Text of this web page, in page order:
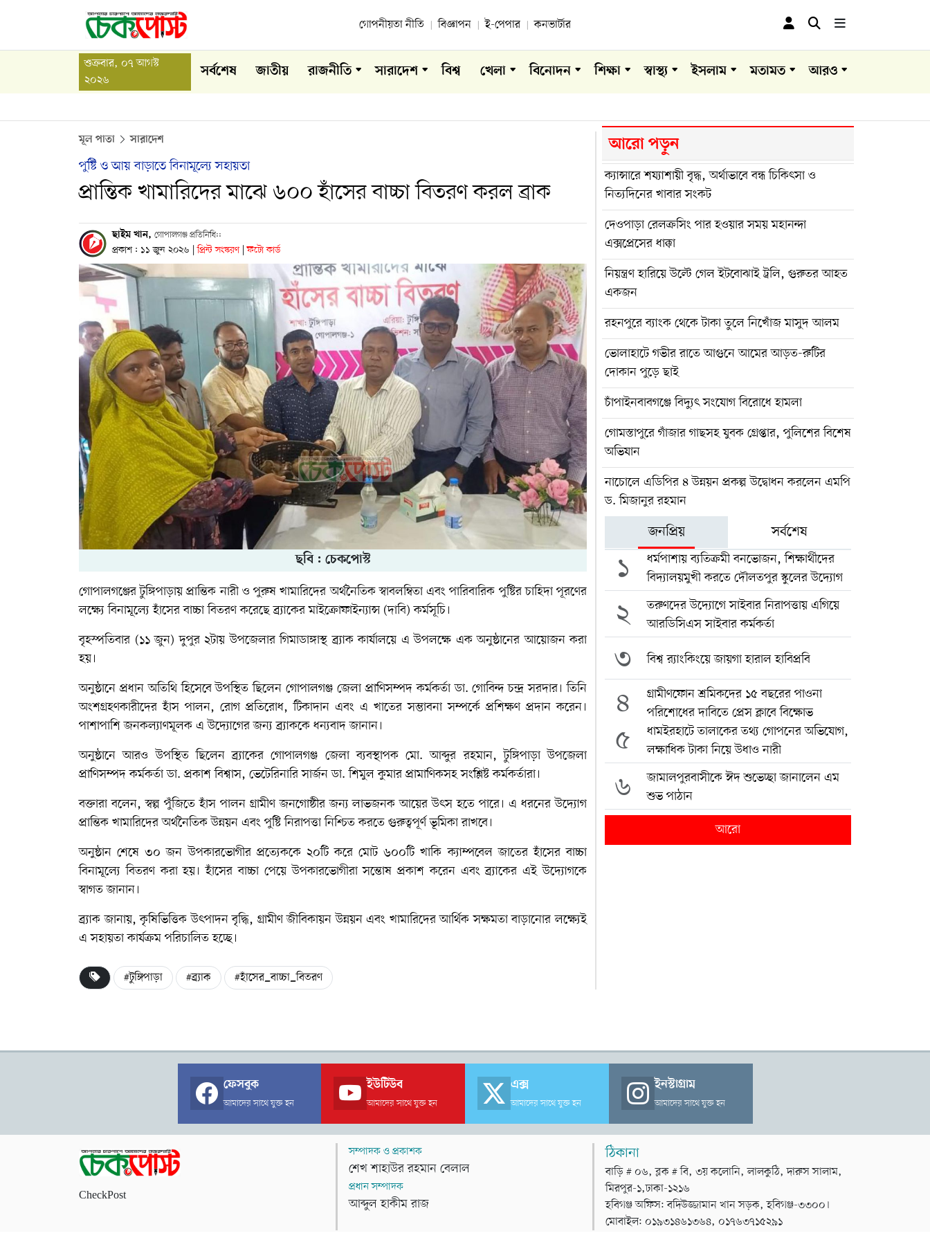
গোপনীয়তা নীতি বিজ্ঞাপন ই-পেপার কনভার্টার
শুক্রবার, ০৭ আগস্ট
২০২৬
সর্বশেষ জাতীয় রাজনীতি সারাদেশ বিশ্ব খেলা বিনোদন শিক্ষা স্বাস্থ্য ইসলাম মতামত আরও
মূল পাতা সারাদেশ
পুষ্টি ও আয় বাড়াতে বিনামূল্যে সহায়তা
প্রান্তিক খামারিদের মাঝে ৬০০ হাঁসের বাচ্চা বিতরণ করল ব্রাক
ছাইম খান, গোপালগঞ্জ প্রতিনিধি::
প্রকাশ : ১১ জুন ২০২৬ | প্রিন্ট সংস্করণ | ফটো কার্ড
ছবি : চেকপোস্ট
গোপালগঞ্জের টুঙ্গিপাড়ায় প্রান্তিক নারী ও পুরুষ খামারিদের অর্থনৈতিক স্বাবলম্বিতা এবং পারিবারিক পুষ্টির চাহিদা পূরণের
লক্ষ্যে বিনামূল্যে হাঁসের বাচ্চা বিতরণ করেছে ব্র্যাকের মাইক্রোফাইন্যান্স (দাবি) কর্মসূচি।
বৃহস্পতিবার (১১ জুন) দুপুর ২টায় উপজেলার গিমাডাঙ্গাস্থ ব্র্যাক কার্যালয়ে এ উপলক্ষে এক অনুষ্ঠানের আয়োজন করা
হয়।
অনুষ্ঠানে প্রধান অতিথি হিসেবে উপস্থিত ছিলেন গোপালগঞ্জ জেলা প্রাণিসম্পদ কর্মকর্তা ডা. গোবিন্দ চন্দ্র সরদার। তিনি
অংশগ্রহণকারীদের হাঁস পালন, রোগ প্রতিরোধ, টিকাদান এবং এ খাতের সম্ভাবনা সম্পর্কে প্রশিক্ষণ প্রদান করেন।
পাশাপাশি জনকল্যাণমূলক এ উদ্যোগের জন্য ব্র্যাককে ধন্যবাদ জানান।
অনুষ্ঠানে আরও উপস্থিত ছিলেন ব্র্যাকের গোপালগঞ্জ জেলা ব্যবস্থাপক মো. আব্দুর রহমান, টুঙ্গিপাড়া উপজেলা
প্রাণিসম্পদ কর্মকর্তা ডা. প্রকাশ বিশ্বাস, ভেটেরিনারি সার্জন ডা. শিমুল কুমার প্রামাণিকসহ সংশ্লিষ্ট কর্মকর্তারা।
বক্তারা বলেন, স্বল্প পুঁজিতে হাঁস পালন গ্রামীণ জনগোষ্ঠীর জন্য লাভজনক আয়ের উৎস হতে পারে। এ ধরনের উদ্যোগ
প্রান্তিক খামারিদের অর্থনৈতিক উন্নয়ন এবং পুষ্টি নিরাপত্তা নিশ্চিত করতে গুরুত্বপূর্ণ ভূমিকা রাখবে।
অনুষ্ঠান শেষে ৩০ জন উপকারভোগীর প্রত্যেককে ২০টি করে মোট ৬০০টি খাকি ক্যাম্পবেল জাতের হাঁসের বাচ্চা
বিনামূল্যে বিতরণ করা হয়। হাঁসের বাচ্চা পেয়ে উপকারভোগীরা সন্তোষ প্রকাশ করেন এবং ব্র্যাকের এই উদ্যোগকে
স্বাগত জানান।
ব্র্যাক জানায়, কৃষিভিত্তিক উৎপাদন বৃদ্ধি, গ্রামীণ জীবিকায়ন উন্নয়ন এবং খামারিদের আর্থিক সক্ষমতা বাড়ানোর লক্ষ্যেই
এ সহায়তা কার্যক্রম পরিচালিত হচ্ছে।
#টুঙ্গিপাড়া #ব্র্যাক #হাঁসের_বাচ্চা_বিতরণ
আরো পড়ুন
ক্যান্সারে শয্যাশায়ী বৃদ্ধ, অর্থাভাবে বন্ধ চিকিৎসা ও
নিত্যদিনের খাবার সংকট
দেওপাড়া রেলক্রসিং পার হওয়ার সময় মহানন্দা
এক্সপ্রেসের ধাক্কা
নিয়ন্ত্রণ হারিয়ে উল্টে গেল ইটবোঝাই ট্রলি, গুরুতর আহত
একজন
রহনপুরে ব্যাংক থেকে টাকা তুলে নিখোঁজ মাসুদ আলম
ভোলাহাটে গভীর রাতে আগুনে আমের আড়ত-রুটির
দোকান পুড়ে ছাই
চাঁপাইনবাবগঞ্জে বিদ্যুৎ সংযোগ বিরোধে হামলা
গোমস্তাপুরে গাঁজার গাছসহ যুবক গ্রেপ্তার, পুলিশের বিশেষ
অভিযান
নাচোলে এডিপির ৪ উন্নয়ন প্রকল্প উদ্বোধন করলেন এমপি
ড. মিজানুর রহমান
জনপ্রিয় সর্বশেষ
১
ধর্মপাশায় ব্যতিক্রমী বনভোজন, শিক্ষার্থীদের
বিদ্যালয়মুখী করতে দৌলতপুর স্কুলের উদ্যোগ
২
তরুণদের উদ্যোগে সাইবার নিরাপত্তায় এগিয়ে
আরডিসিএস সাইবার কর্মকর্তা
৩ বিশ্ব র‍্যাংকিংয়ে জায়গা হারাল হাবিপ্রবি
৪
গ্রামীণফোন শ্রমিকদের ১৫ বছরের পাওনা
পরিশোধের দাবিতে প্রেস ক্লাবে বিক্ষোভ
৫
ধামইরহাটে তালাকের তথ্য গোপনের অভিযোগ,
লক্ষাধিক টাকা নিয়ে উধাও নারী
৬
জামালপুরবাসীকে ঈদ শুভেচ্ছা জানালেন এম
শুভ পাঠান
আরো
ফেসবুক
আমাদের সাথে যুক্ত হন
ইউটিউব
আমাদের সাথে যুক্ত হন
এক্স
আমাদের সাথে যুক্ত হন
ইনস্টাগ্রাম
আমাদের সাথে যুক্ত হন
CheckPost
সম্পাদক ও প্রকাশক
শেখ শাহাউর রহমান বেলাল
প্রধান সম্পাদক
আব্দুল হাকীম রাজ
ঠিকানা
বাড়ি # ০৬, ব্লক # বি, ৩য় কলোনি, লালকুঠি, দারুস সালাম,
মিরপুর-১,ঢাকা-১২১৬
হবিগঞ্জ অফিস: বদিউজ্জামান খান সড়ক, হবিগঞ্জ-৩৩০০।
মোবাইল: ০১৯৩১৪৬১৩৬৪, ০১৭৬৩৭১৫২৯১